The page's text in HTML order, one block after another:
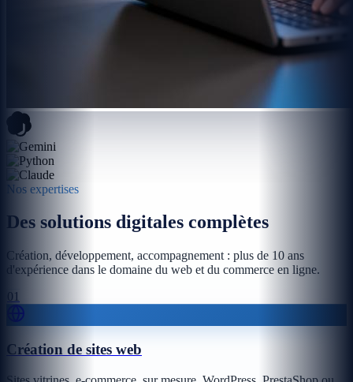
Nos expertises
Des solutions digitales complètes
Création, développement, accompagnement : plus de 10 ans
d'expérience dans le domaine du web et du commerce en ligne.
01
Création de sites web